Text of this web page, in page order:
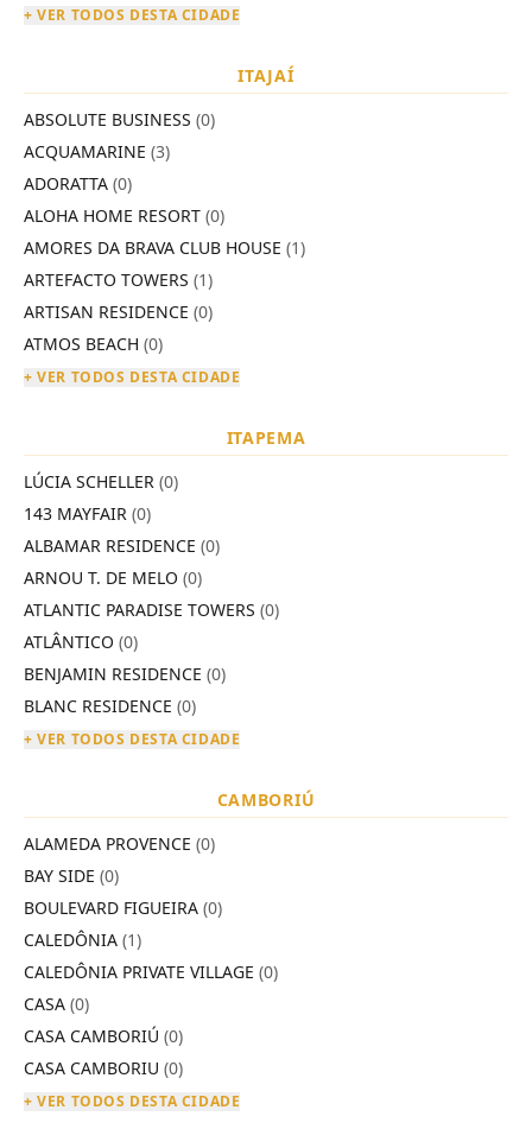
+ VER TODOS DESTA CIDADE
ITAJAÍ
ABSOLUTE BUSINESS (0)
ACQUAMARINE (3)
ADORATTA (0)
ALOHA HOME RESORT (0)
AMORES DA BRAVA CLUB HOUSE (1)
ARTEFACTO TOWERS (1)
ARTISAN RESIDENCE (0)
ATMOS BEACH (0)
+ VER TODOS DESTA CIDADE
ITAPEMA
LÚCIA SCHELLER (0)
143 MAYFAIR (0)
ALBAMAR RESIDENCE (0)
ARNOU T. DE MELO (0)
ATLANTIC PARADISE TOWERS (0)
ATLÂNTICO (0)
BENJAMIN RESIDENCE (0)
BLANC RESIDENCE (0)
+ VER TODOS DESTA CIDADE
CAMBORIÚ
ALAMEDA PROVENCE (0)
BAY SIDE (0)
BOULEVARD FIGUEIRA (0)
CALEDÔNIA (1)
CALEDÔNIA PRIVATE VILLAGE (0)
CASA (0)
CASA CAMBORIÚ (0)
CASA CAMBORIU (0)
+ VER TODOS DESTA CIDADE